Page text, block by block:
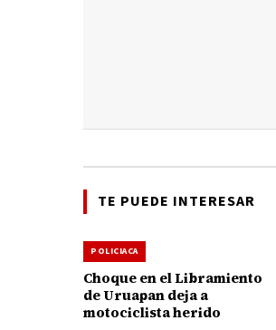
TE PUEDE INTERESAR
POLICIACA
Choque en el Libramiento
de Uruapan deja a
motociclista herido